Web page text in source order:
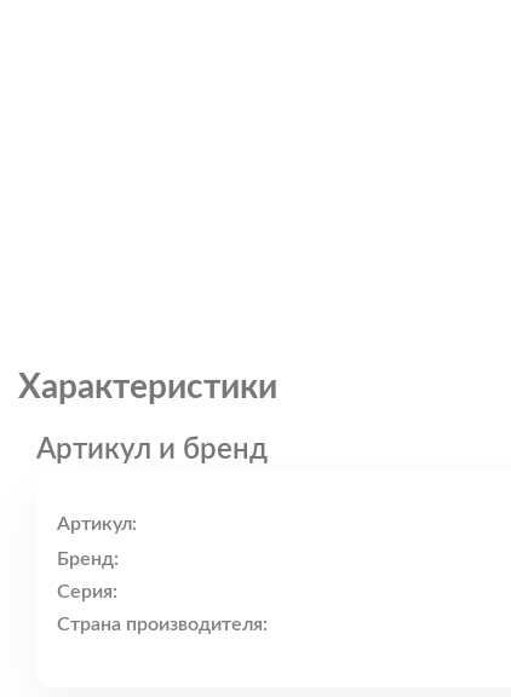
Характеристики
Артикул и бренд
Артикул:
Бренд:
Серия:
Страна производителя: